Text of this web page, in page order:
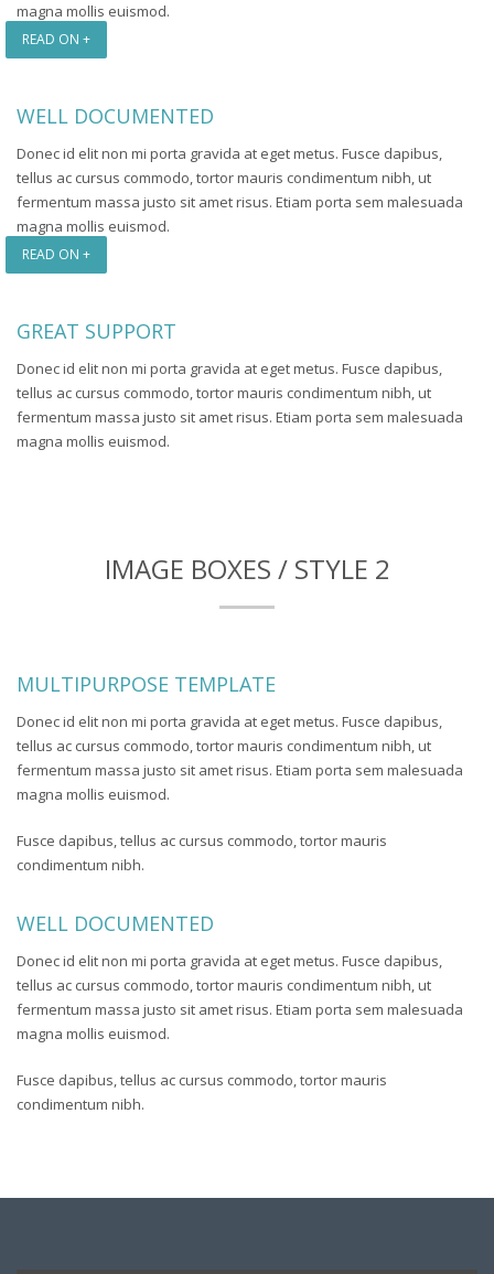
magna mollis euismod.
READ ON +
WELL DOCUMENTED
Donec id elit non mi porta gravida at eget metus. Fusce dapibus,
tellus ac cursus commodo, tortor mauris condimentum nibh, ut
fermentum massa justo sit amet risus. Etiam porta sem malesuada
magna mollis euismod.
READ ON +
GREAT SUPPORT
Donec id elit non mi porta gravida at eget metus. Fusce dapibus,
tellus ac cursus commodo, tortor mauris condimentum nibh, ut
fermentum massa justo sit amet risus. Etiam porta sem malesuada
magna mollis euismod.
IMAGE BOXES / STYLE 2
MULTIPURPOSE TEMPLATE
Donec id elit non mi porta gravida at eget metus. Fusce dapibus,
tellus ac cursus commodo, tortor mauris condimentum nibh, ut
fermentum massa justo sit amet risus. Etiam porta sem malesuada
magna mollis euismod.
Fusce dapibus, tellus ac cursus commodo, tortor mauris
condimentum nibh.
WELL DOCUMENTED
Donec id elit non mi porta gravida at eget metus. Fusce dapibus,
tellus ac cursus commodo, tortor mauris condimentum nibh, ut
fermentum massa justo sit amet risus. Etiam porta sem malesuada
magna mollis euismod.
Fusce dapibus, tellus ac cursus commodo, tortor mauris
condimentum nibh.